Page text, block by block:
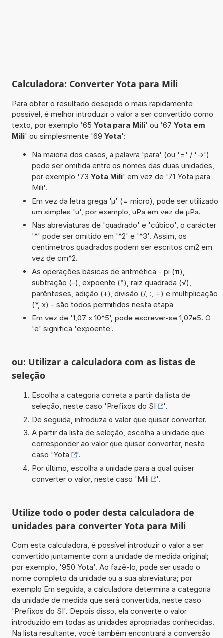
Calculadora: Converter Yota para Mili
Para obter o resultado desejado o mais rapidamente
possível, é melhor introduzir o valor a ser convertido como
texto, por exemplo '65 Yota para Mili' ou '67 Yota em
Mili' ou simplesmente '69 Yota':
Na maioria dos casos, a palavra 'para' (ou '=' / '->')
pode ser omitida entre os nomes das duas unidades,
por exemplo '73 Yota Mili' em vez de '71 Yota para
Mili'.
Em vez da letra grega 'µ' (= micro), pode ser utilizado
um simples 'u', por exemplo, uPa em vez de µPa.
Nas abreviaturas de 'quadrado' e 'cúbico', o carácter
'^' pode ser omitido em '^2' e '^3'. Assim, os
centímetros quadrados podem ser escritos cm2 em
vez de cm^2.
As operações básicas de aritmética - pi (π),
subtração (-), expoente (^), raiz quadrada (√),
parênteses, adição (+), divisão (/, :, ÷) e multiplicação
(*, x) - são todos permitidos nesta etapa
Em vez de '1,07 x 10^5', pode escrever-se 1,07e5. O
'e' significa 'expoente'.
ou: Utilizar a calculadora com as listas de
seleção
Escolha a categoria correta a partir da lista de
seleção, neste caso 'Prefixos do SI
'.
De seguida, introduza o valor que quiser converter.
A partir da lista de seleção, escolha a unidade que
corresponder ao valor que quiser converter, neste
caso 'Yota
'.
Por último, escolha a unidade para a qual quiser
converter o valor, neste caso 'Mili '.
Utilize todo o poder desta calculadora de
unidades para converter Yota para Mili
Com esta calculadora, é possível introduzir o valor a ser
convertido juntamente com a unidade de medida original;
por exemplo, '950 Yota'. Ao fazê-lo, pode ser usado o
nome completo da unidade ou a sua abreviatura; por
exemplo Em seguida, a calculadora determina a categoria
da unidade de medida que será convertida, neste caso
'Prefixos do SI'. Depois disso, ela converte o valor
introduzido em todas as unidades apropriadas conhecidas.
Na lista resultante, você também encontrará a conversão